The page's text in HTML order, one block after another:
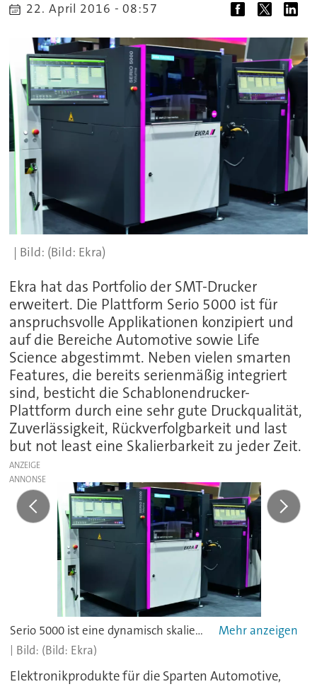
22. April 2016 - 08:57
(Bild: Ekra)
Ekra hat das Portfolio der SMT-Drucker
erweitert. Die Plattform Serio 5000 ist für
anspruchsvolle Applikationen konzipiert und
auf die Bereiche Automotive sowie Life
Science abgestimmt. Neben vielen smarten
Features, die bereits serienmäßig integriert
sind, besticht die Schablonendrucker-
Plattform durch eine sehr gute Druckqualität,
Zuverlässigkeit, Rückverfolgbarkeit und last
but not least eine Skalierbarkeit zu jeder Zeit.
ANZEIGE
Serio 5000 ist eine dynamisch skalierbare Druckerplattform für anspruchsvolle Applikationen.
(Bild: Ekra)
Elektronikprodukte für die Sparten Automotive,